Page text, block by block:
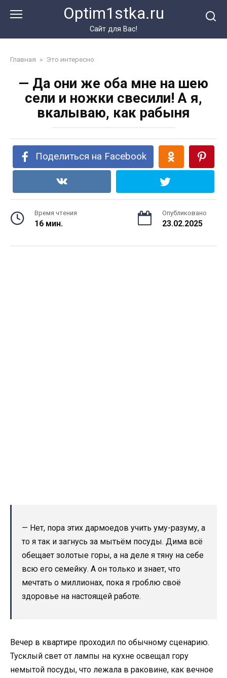
Optim1stka.ru
Сайт для Вас!
Главная » Это интересно
— Да они же оба мне на шею
сели и ножки свесили! А я,
вкалываю, как рабыня
Поделиться на Facebook
Время чтения
16 мин.
Опубликовано
23.02.2025
— Нет, пора этих дармоедов учить уму-разуму, а
то я так и загнусь за мытьём посуды. Дима всё
обещает золотые горы, а на деле я тяну на себе
всю его семейку. А он только и знает, что
мечтать о миллионах, пока я гроблю своё
здоровье на настоящей работе.
Вечер в квартире проходил по обычному сценарию.
Тусклый свет от лампы на кухне освещал гору
немытой посуды, что лежала в раковине, как вечное